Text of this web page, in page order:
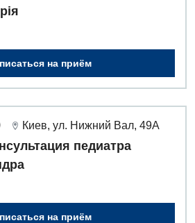
на приём
Киев, ул. Нижний Вал, 49А
педиатра
на приём